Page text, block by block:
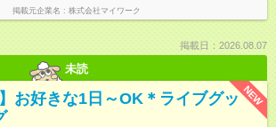
掲載元企業名 株式会社マイワーク
掲載日：2026.08.07
未読
NEW
お好きな1日～OK＊ライブグッ